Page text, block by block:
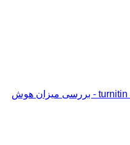
بررسی مقالات شما به وسیله قوی ترین Ai Detector توسط turnitin - بررسی میزان هوش